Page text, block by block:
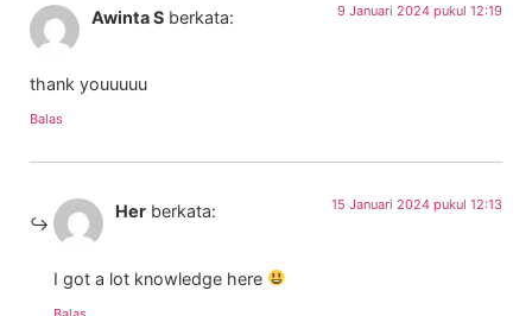
Awinta S berkata: 9 Januari 2024 pukul 12:19
thank youuuuu
Balas
Her berkata: 15 Januari 2024 pukul 12:13
I got a lot knowledge here